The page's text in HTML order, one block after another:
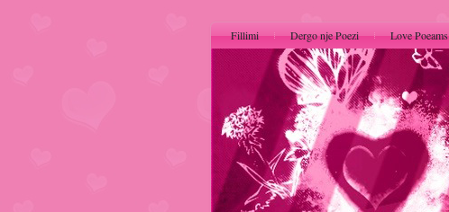
Fillimi Dergo nje Poezi Love Poeams